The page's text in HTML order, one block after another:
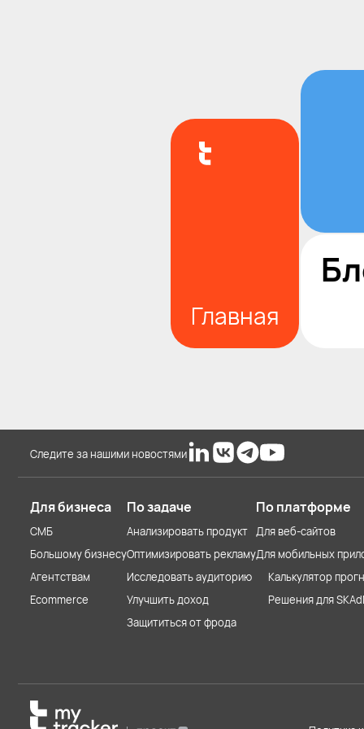
Главная
Следите за нашими новостями
Для бизнеса
СМБ
Большому бизнесу
Агентствам
Ecommerce
По задаче
Анализировать продукт
Оптимизировать рекламу
Исследовать аудиторию
Улучшить доход
Защититься от фрода
По платформе
Для веб-сайтов
Для мобильных
Калькулятор
Решения для